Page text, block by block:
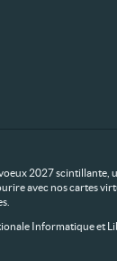
2027 scintillante,
avec nos cartes
Informatique et